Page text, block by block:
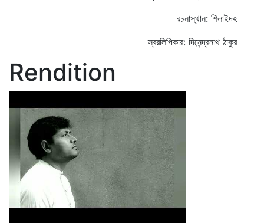
রচনাস্থান: শিলাইদহ
স্বরলিপিকার: দিনেন্দ্রনাথ ঠাকুর
Rendition